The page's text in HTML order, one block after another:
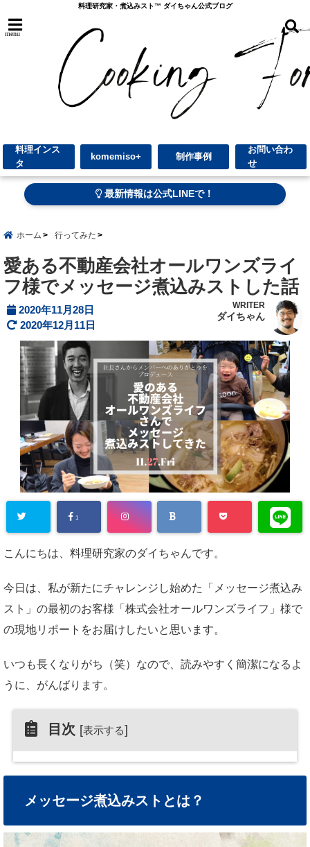
料理研究家・煮込みスト™︎ ダイちゃん公式ブログ
menu
料理インス
タ
komemiso+ 制作事例
お問い合わ
せ
最新情報は公式LINEで！
ホーム 行ってみた
愛ある不動産会社オールワンズライ
フ様でメッセージ煮込みストした話
2020年11月28日
2020年12月11日
WRITER
ダイちゃん
1
こんにちは、料理研究家のダイちゃんです。
今日は、私が新たにチャレンジし始めた「メッセージ煮込み
スト」の最初のお客様「株式会社オールワンズライフ」様で
の現地リポートをお届けしたいと思います。
いつも長くなりがち（笑）なので、読みやすく簡潔になるよ
うに、がんばります。
目次 [表示する]
メッセージ煮込みストとは？